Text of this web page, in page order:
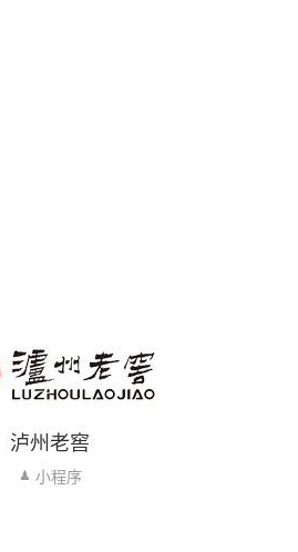
泸州老窖
小程序